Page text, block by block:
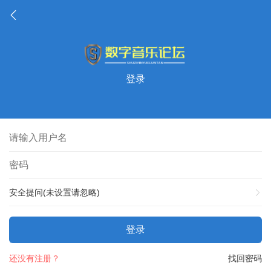
登录
安全提问(未设置请忽略)
登录
找回密码
还没有注册？